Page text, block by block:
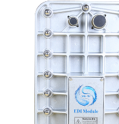
MK-TC100 EDI超纯
查看详情